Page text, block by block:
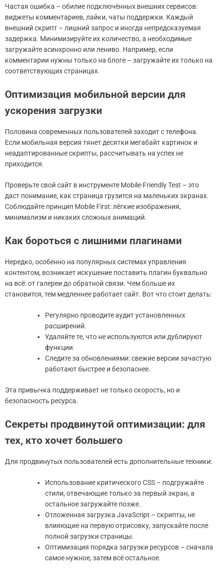
Частая ошибка – обилие подключённых внешних сервисов:
виджеты комментариев, лайки, чаты поддержки. Каждый
внешний скрипт – лишний запрос и иногда непредсказуемая
задержка. Минимизируйте их количество, а необходимые
загружайте асинхронно или лениво. Например, если
комментарии нужны только на блоге – загружайте их только на
соответствующих страницах.
Оптимизация мобильной версии для
ускорения загрузки
Половина современных пользователей заходит с телефона.
Если мобильная версия тянет десятки мегабайт картинок и
неадаптированные скрипты, рассчитывать на успех не
приходится.
Проверьте свой сайт в инструменте Mobile-Friendly Test – это
даст понимание, как страница грузится на маленьких экранах.
Соблюдайте принцип Mobile First: лёгкие изображения,
минимализм и никаких сложных анимаций.
Как бороться с лишними плагинами
Нередко, особенно на популярных системах управления
контентом, возникает искушение поставить плагин буквально
на всё: от галереи до обратной связи. Чем больше их
становится, тем медленнее работает сайт. Вот что стоит делать:
Регулярно проводите аудит установленных
расширений.
Удаляйте те, что не используются или дублируют
функции.
Следите за обновлениями: свежие версии зачастую
работают быстрее и безопаснее.
Эта привычка поддерживает не только скорость, но и
безопасность ресурса.
Секреты продвинутой оптимизации: для
тех, кто хочет большего
Для продвинутых пользователей есть дополнительные техники:
Использование критического CSS – подгружайте
стили, отвечающие только за первый экран, а
остальное загружайте позже.
Отложенная загрузка JavaScript – скрипты, не
влияющие на первую отрисовку, запускайте после
полной загрузки страницы.
Оптимизация порядка загрузки ресурсов – сначала
самое нужное, затем всё остальное.